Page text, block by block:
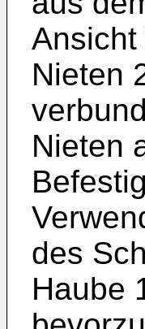
Nieten
Nieten
des
Haube